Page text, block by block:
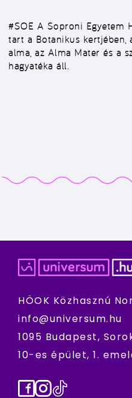
#SOE A Soproni Egyetem
tart a Botanikus kertjében,
alma, az Alma Mater és a
hagyatéka áll.
HÖOK Közhasznú
info@universum.hu
1095 Budapest,
10-es épület, 1.
Facebook
Instagram
TikTok